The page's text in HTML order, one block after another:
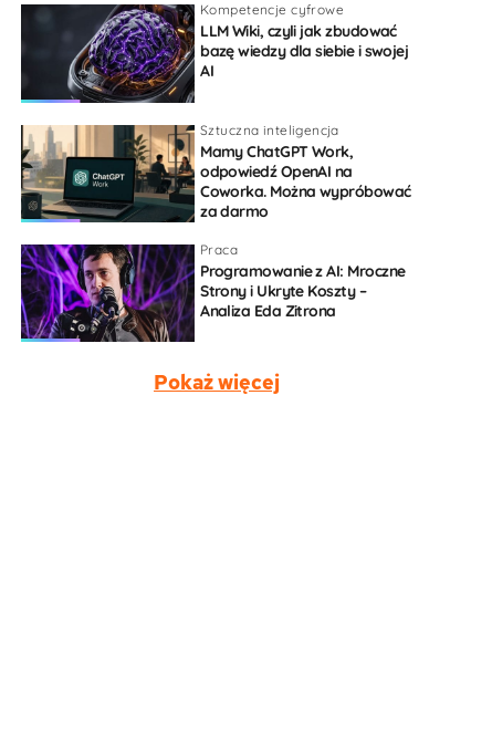
Kompetencje cyfrowe
LLM Wiki, czyli jak zbudować
bazę wiedzy dla siebie i swojej
AI
Sztuczna inteligencja
Mamy ChatGPT Work,
odpowiedź OpenAI na
Coworka. Można wypróbować
za darmo
Praca
Programowanie z AI: Mroczne
Strony i Ukryte Koszty –
Analiza Eda Zitrona
Pokaż więcej